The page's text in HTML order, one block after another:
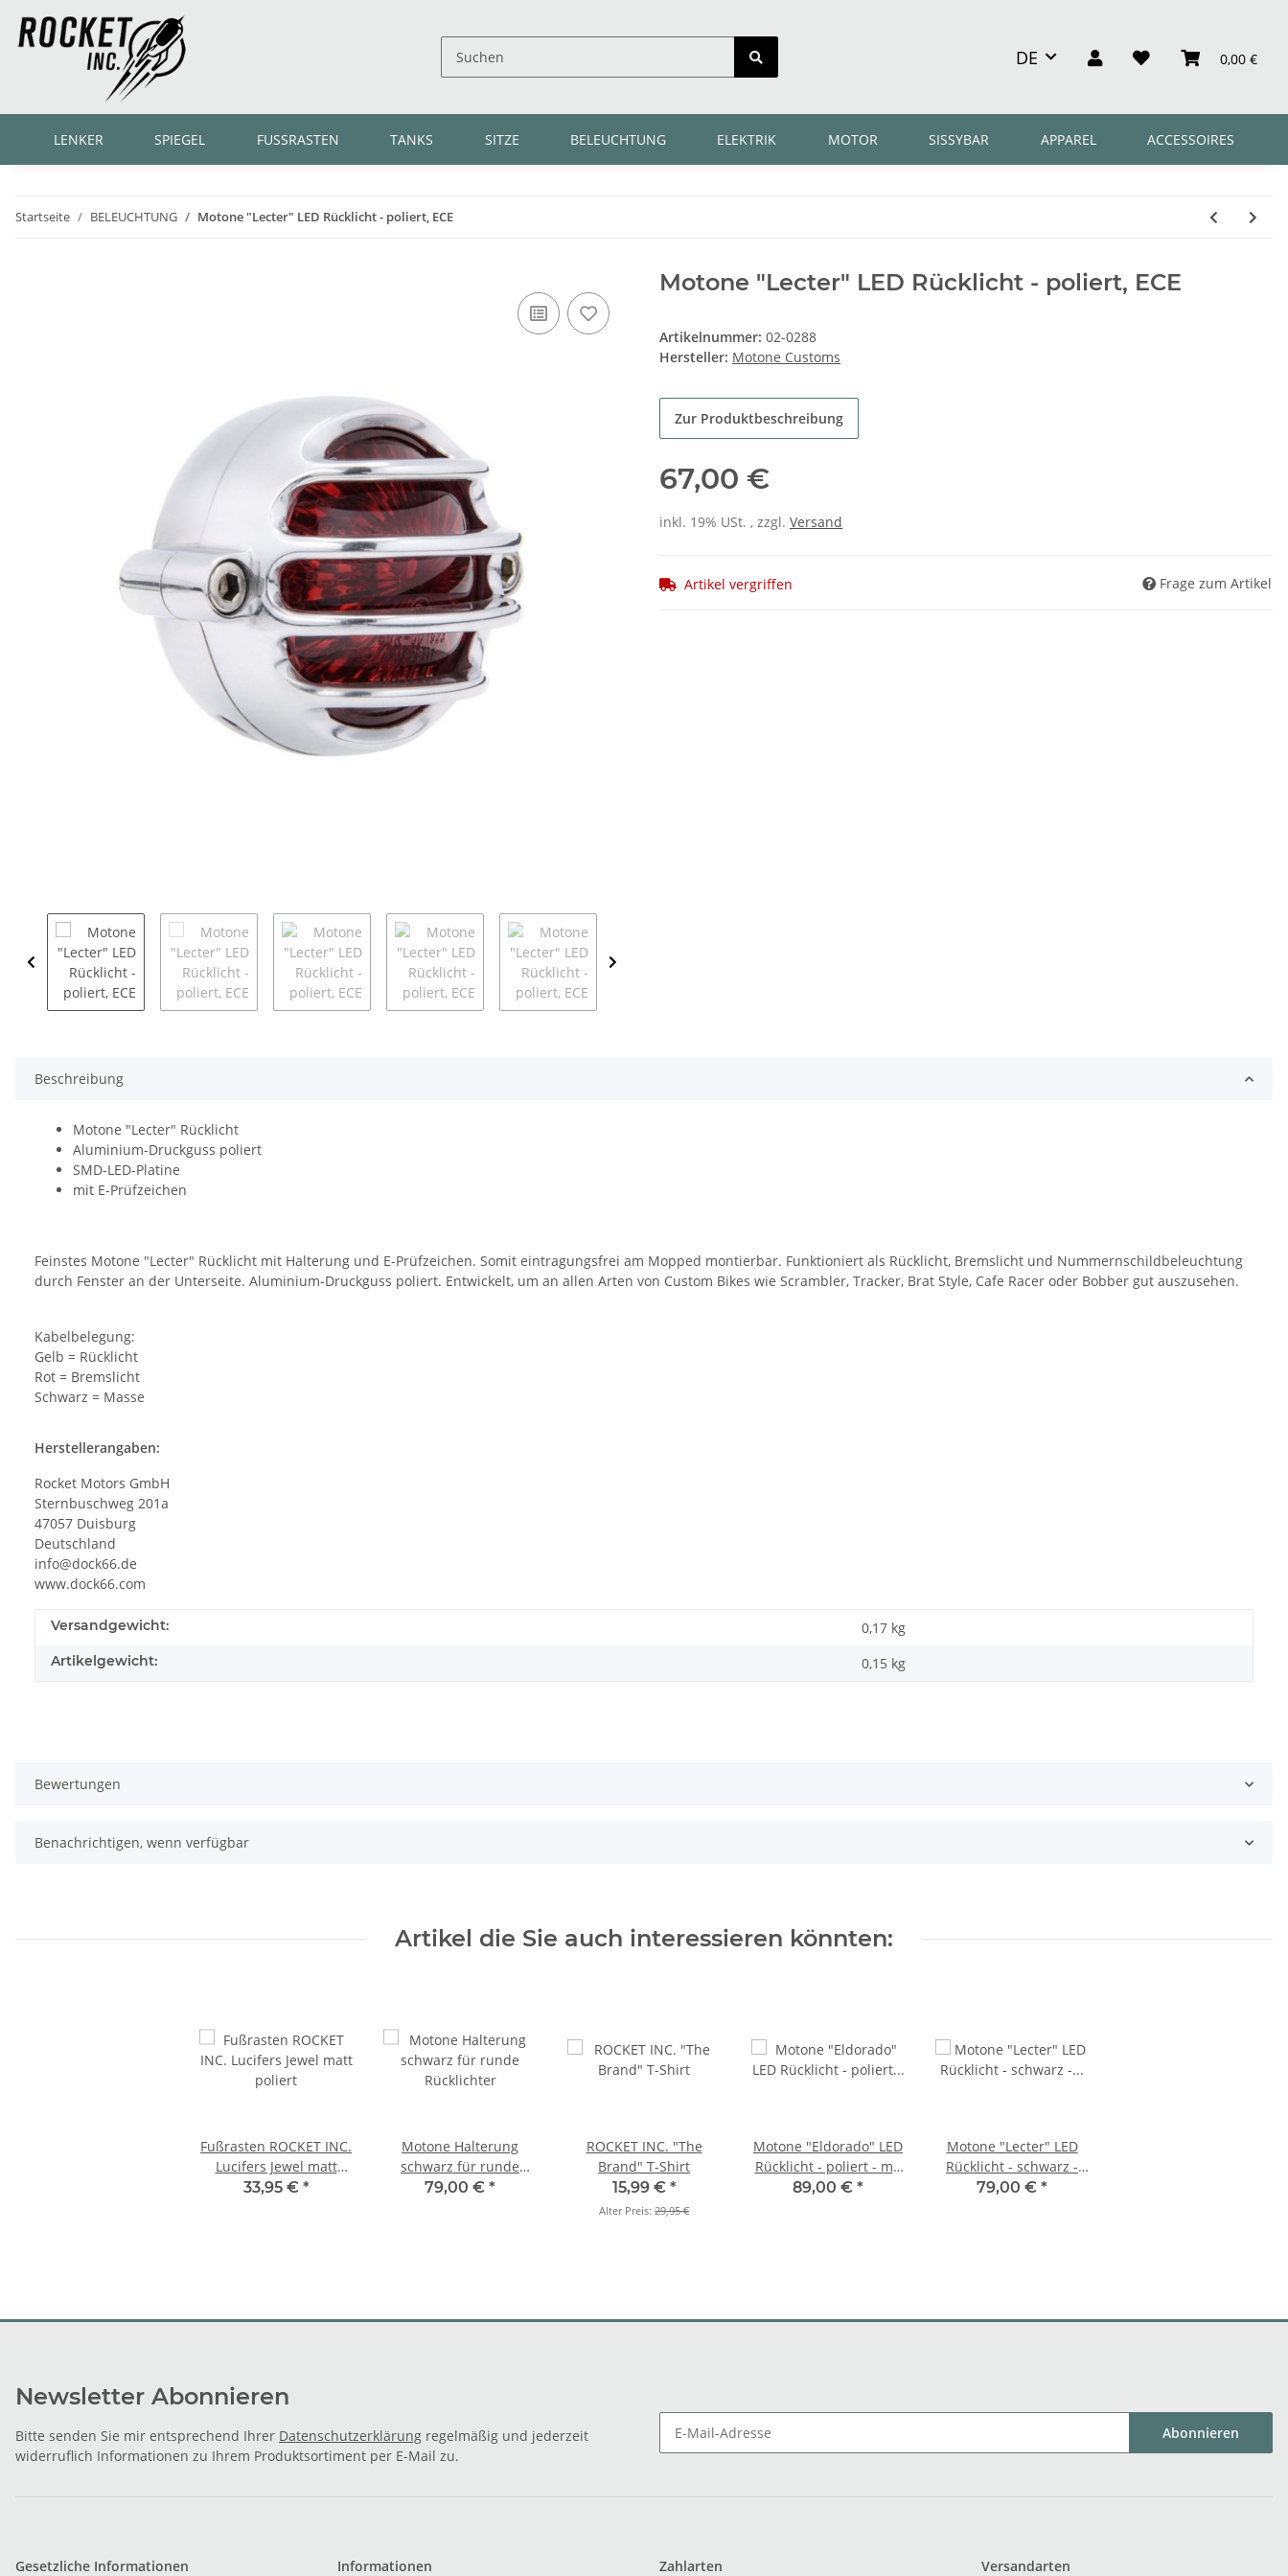
DE 0,00 €
LENKER SPIEGEL FUSSRASTEN TANKS SITZE BELEUCHTUNG ELEKTRIK MOTOR SISSYBAR APPAREL ACCESSOIRES
Startseite BELEUCHTUNG Motone "Lecter" LED Rücklicht - poliert, ECE
Motone "Lecter" LED Rücklicht - poliert, ECE
Artikelnummer: 02-0288
Hersteller: Motone Customs
Zur Produktbeschreibung
67,00 €
inkl. 19% USt. , zzgl. Versand
Artikel vergriffen Frage zum Artikel
Beschreibung
Motone "Lecter" Rücklicht
Aluminium-Druckguss poliert
SMD-LED-Platine
mit E-Prüfzeichen
Feinstes Motone "Lecter" Rücklicht mit Halterung und E-Prüfzeichen. Somit eintragungsfrei am Mopped montierbar. Funktioniert als Rücklicht, Bremslicht und Nummernschildbeleuchtung
durch Fenster an der Unterseite. Aluminium-Druckguss poliert. Entwickelt, um an allen Arten von Custom Bikes wie Scrambler, Tracker, Brat Style, Cafe Racer oder Bobber gut auszusehen.
Kabelbelegung:
Gelb = Rücklicht
Rot = Bremslicht
Schwarz = Masse
Herstellerangaben:
Rocket Motors GmbH
Sternbuschweg 201a
47057 Duisburg
Deutschland
info@dock66.de
www.dock66.com
Versandgewicht: 0,17 kg
Artikelgewicht: 0,15 kg
Bewertungen
Benachrichtigen, wenn verfügbar
Artikel die Sie auch interessieren könnten:
Fußrasten ROCKET INC.
Lucifers Jewel matt
poliert
33,95 € *
Motone Halterung
schwarz für runde
Rücklichter
79,00 € *
ROCKET INC. "The
Brand" T-Shirt
15,99 € *
Alter Preis: 29,95 €
Motone "Eldorado" LED
Rücklicht - poliert - mit
Halterung, ECE
89,00 € *
Motone "Lecter" LED
Rücklicht - schwarz -
mit Halterung, ECE
79,00 € *
Newsletter Abonnieren
Bitte senden Sie mir entsprechend Ihrer Datenschutzerklärung regelmäßig und jederzeit
widerruflich Informationen zu Ihrem Produktsortiment per E-Mail zu.
Abonnieren
Gesetzliche Informationen Informationen Zahlarten Versandarten